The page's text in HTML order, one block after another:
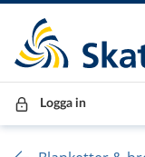
Till innehåll
Till navigationen
Till chattrobot
Logga in